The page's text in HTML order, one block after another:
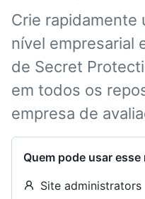
Crie rapidamente
nível empresarial
de Secret
em todos os
empresa de
Quem pode usar esse
Site administrators